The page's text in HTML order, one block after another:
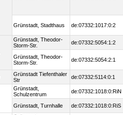
Grünstadt, Stadthaus de:07332:1017:0:2
Grünstadt, Theodor-
Storm-Str.
de:07332:5054:1:2
Grünstadt, Theodor-
Storm-Str.
de:07332:5054:2:1
Grünstadt Tiefenthaler
Str
de:07332:5114:0:1
Grünstadt,
Schulzentrum
de:07332:1018:0:RiN
Grünstadt, Turnhalle de:07332:1018:0:RiS